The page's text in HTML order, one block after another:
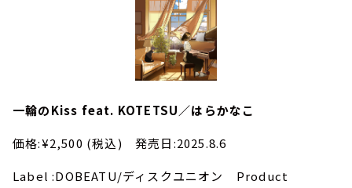
一輪のKiss feat. KOTETSU／はらかなこ
価格:¥2,500 (税込) 発売日:2025.8.6
Label :DOBEATU/ディスクユニオン Product